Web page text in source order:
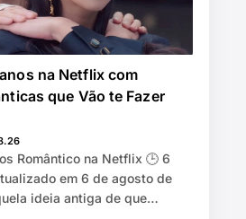
na Netflix com
que Vão te Fazer
Romântico na Netflix 🕒 6
em 6 de agosto de